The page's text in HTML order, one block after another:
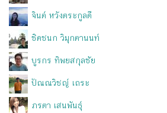
จินต์ หวังตระกูลดี
ชิดชนก วิมุกตานนท์
บูรกร ทิพยสกุลชัย
ปัณณวิชญ์ เถระ
ภรตา เสนพันธุ์